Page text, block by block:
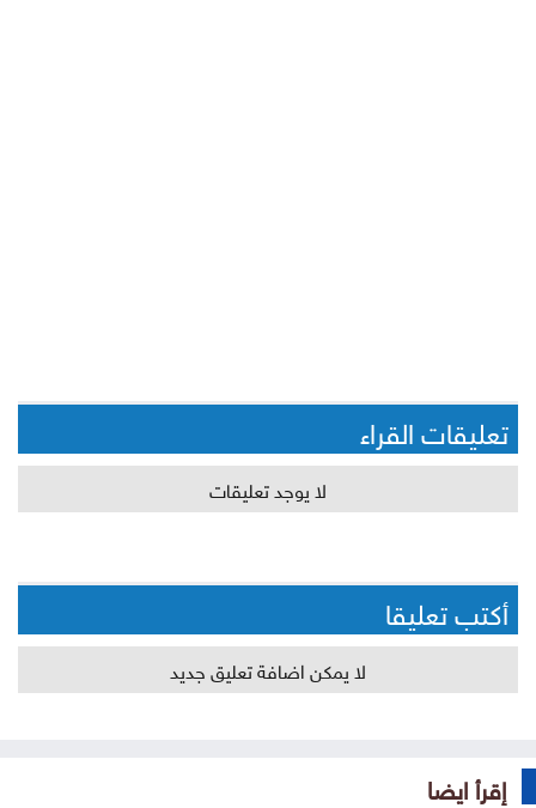
تعليقات القراء
لا يوجد تعليقات
أكتب تعليقا
لا يمكن اضافة تعليق جديد
إقرأ ايضا